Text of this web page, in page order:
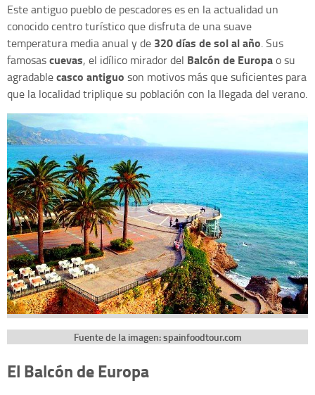
Este antiguo pueblo de pescadores es en la actualidad un
conocido centro turístico que disfruta de una suave
temperatura media anual y de 320 días de sol al año. Sus
famosascuevas, el idílico mirador del Balcón de Europao su
agradablecasco antiguo son motivos más que suficientes para
que la localidad triplique su población con la llegada del verano.
Fuente de la imagen: spainfoodtour.com
El Balcón de Europa